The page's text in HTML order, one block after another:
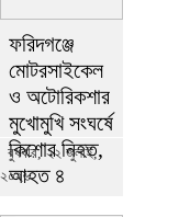
ফরিদগঞ্জে
মোটরসাইকেল
ও অটোরিকশার
মুখোমুখি সংঘর্ষে
কিশোর নিহত,
আহত ৪
বুধবার, ২২ জুলাই,
২০২৬